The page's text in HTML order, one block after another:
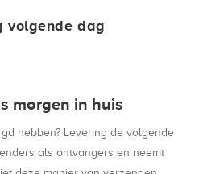
volgende dag
morgen in huis
hebben? Levering de volgende
als ontvangers en neemt